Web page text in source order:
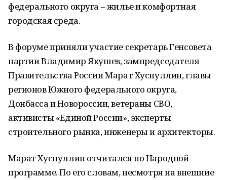
федерального округа – жилье и комфортная
городская среда.
В форуме приняли участие секретарь Генсовета
партии Владимир Якушев, зампредседателя
Правительства России Марат Хуснуллин, главы
регионов Южного федерального округа,
Донбасса и Новороссии, ветераны СВО,
активисты «Единой России», эксперты
строительного рынка, инженеры и архитекторы.
Марат Хуснуллин отчитался по Народной
программе. По его словам, несмотря на внешние